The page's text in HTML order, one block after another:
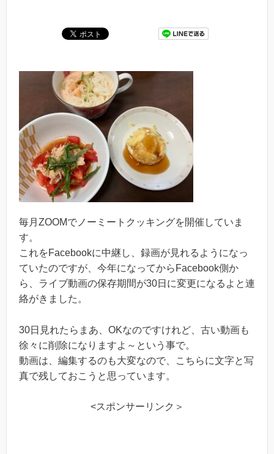
毎月ZOOMでノーミートクッキングを開催していま
す。
これをFacebookに中継し、録画が見れるようになっ
ていたのですが、今年になってからFacebook側か
ら、ライブ動画の保存期間が30日に変更になるよと連
絡がきました。
30日見れたらまあ、OKなのですけれど、古い動画も
徐々に削除になりますよ～という事で。
動画は、編集するのも大変なので、こちらに文字と写
真で残しておこうと思っています。
<スポンサーリンク＞